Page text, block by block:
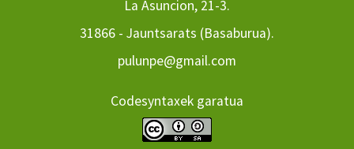
La Asuncion, 21-3.
31866 - Jauntsarats (Basaburua).
pulunpe@gmail.com
Codesyntaxek garatua